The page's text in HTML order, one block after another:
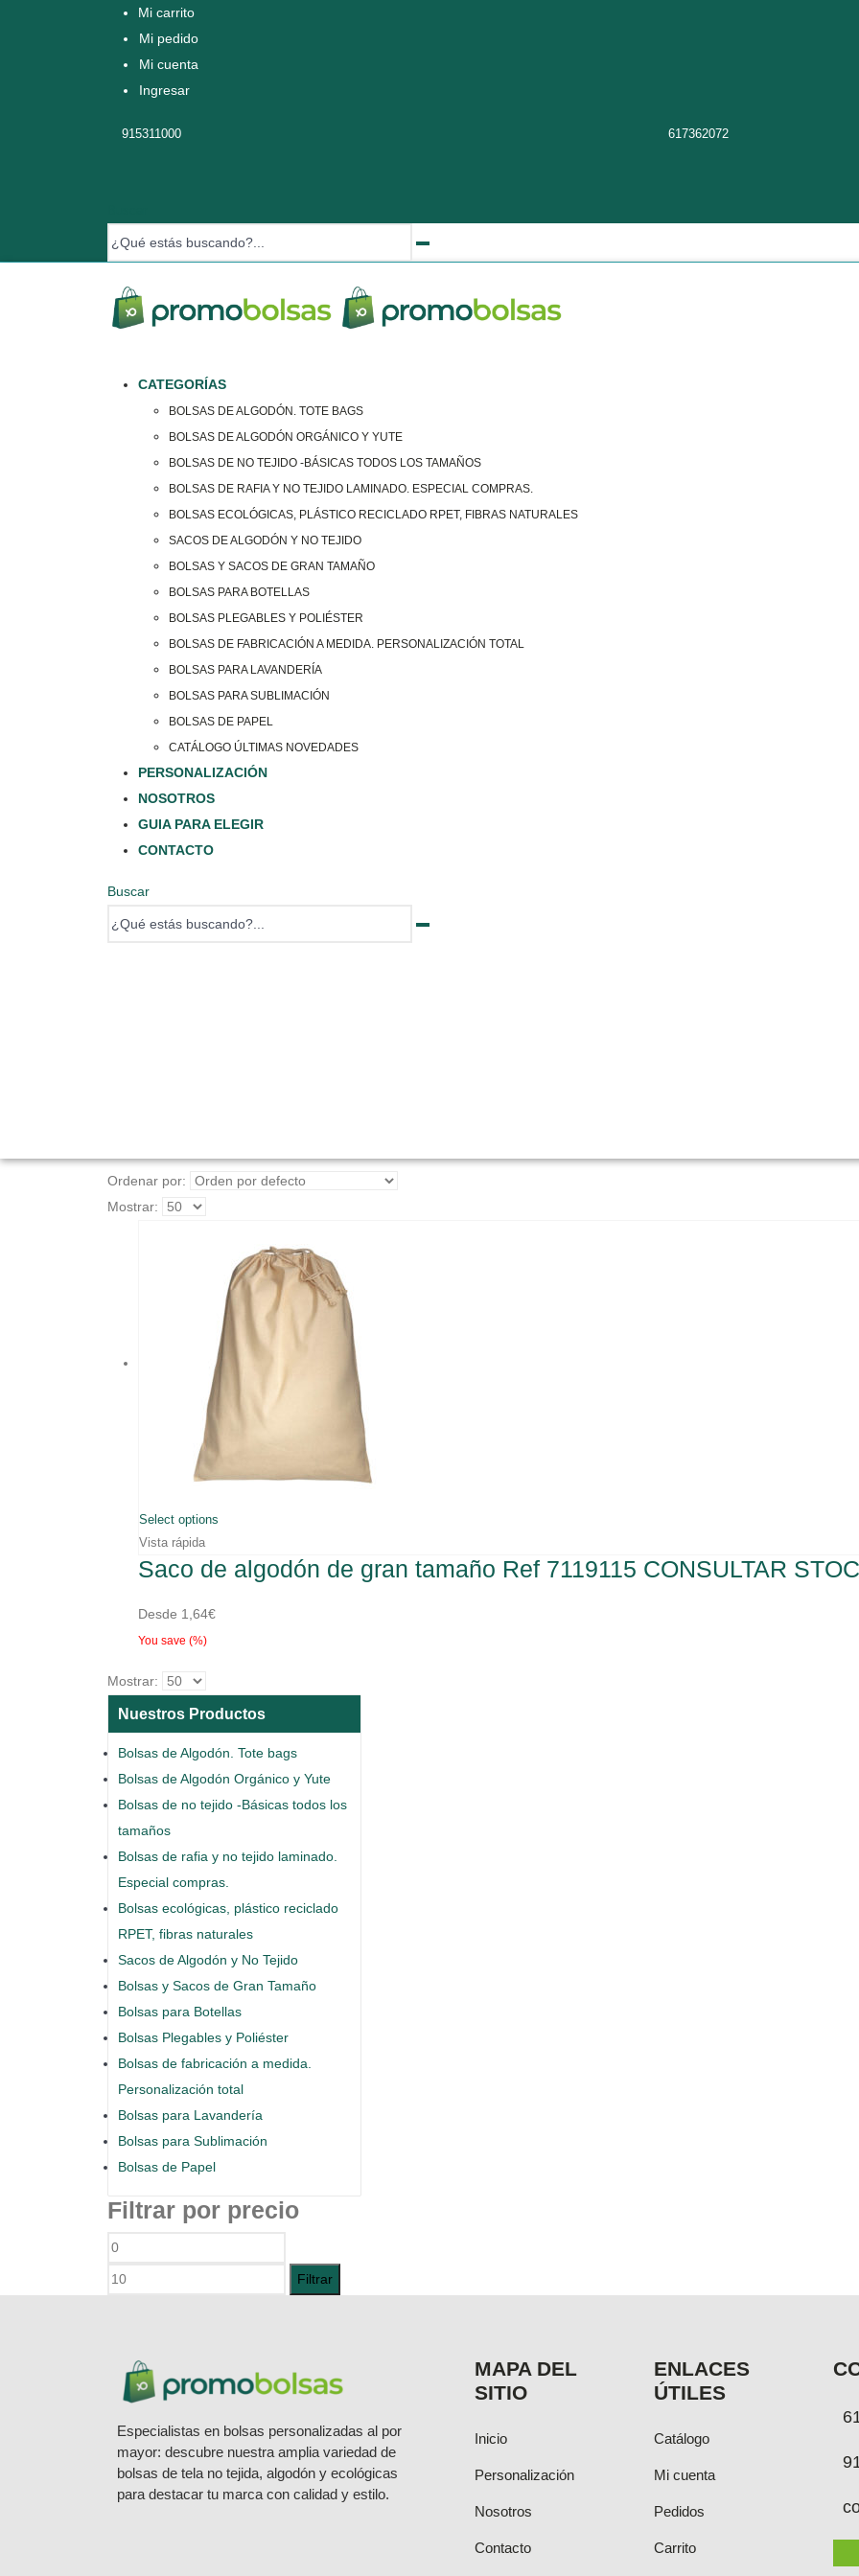
Mi carrito
Mi pedido
Mi cuenta
Ingresar
915311000 617362072
CATEGORÍAS
BOLSAS DE ALGODÓN. TOTE BAGS
BOLSAS DE ALGODÓN ORGÁNICO Y YUTE
BOLSAS DE NO TEJIDO -BÁSICAS TODOS LOS TAMAÑOS
BOLSAS DE RAFIA Y NO TEJIDO LAMINADO. ESPECIAL COMPRAS.
BOLSAS ECOLÓGICAS, PLÁSTICO RECICLADO RPET, FIBRAS NATURALES
SACOS DE ALGODÓN Y NO TEJIDO
BOLSAS Y SACOS DE GRAN TAMAÑO
BOLSAS PARA BOTELLAS
BOLSAS PLEGABLES Y POLIÉSTER
BOLSAS DE FABRICACIÓN A MEDIDA. PERSONALIZACIÓN TOTAL
BOLSAS PARA LAVANDERÍA
BOLSAS PARA SUBLIMACIÓN
BOLSAS DE PAPEL
CATÁLOGO ÚLTIMAS NOVEDADES
PERSONALIZACIÓN
NOSOTROS
GUIA PARA ELEGIR
CONTACTO
Buscar
Ordenar por:
Mostrar:
Select options
Vista rápida
Saco de algodón de gran tamaño Ref 7119115 CONSULTAR
Desde 1,64€
You save (%)
Mostrar:
Nuestros Productos
Bolsas de Algodón. Tote bags
Bolsas de Algodón Orgánico y Yute
Bolsas de no tejido -Básicas todos los
tamaños
Bolsas de rafia y no tejido laminado.
Especial compras.
Bolsas ecológicas, plástico reciclado
RPET, fibras naturales
Sacos de Algodón y No Tejido
Bolsas y Sacos de Gran Tamaño
Bolsas para Botellas
Bolsas Plegables y Poliéster
Bolsas de fabricación a medida.
Personalización total
Bolsas para Lavandería
Bolsas para Sublimación
Bolsas de Papel
Filtrar por precio
Precio
máximo
Filtrar
Especialistas en bolsas personalizadas al por
mayor: descubre nuestra amplia variedad de
bolsas de tela no tejida, algodón y ecológicas
para destacar tu marca con calidad y estilo.
MAPA DEL
SITIO
Inicio
Personalización
Nosotros
Contacto
ENLACES
ÚTILES
Catálogo
Mi cuenta
Pedidos
Carrito